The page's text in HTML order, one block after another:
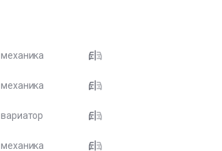
механика
механика
вариатор
механика